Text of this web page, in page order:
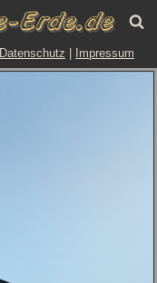
Datenschutz Impressum